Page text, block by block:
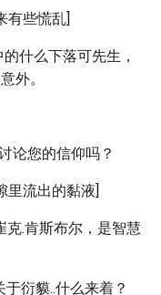
有些慌乱]
什么下落可先生，
外。
论您的信仰吗？
里流出的黏液]
克.肯斯布尔，是智慧
衍貘..什么来着？